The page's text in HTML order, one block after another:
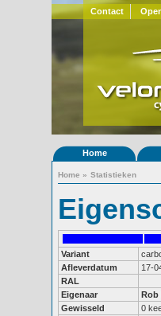
Contact
Home
Home » Statistieken
Variant
Afleverdatum
17-
RAL
Eigenaar
Rob
Gewisseld
0